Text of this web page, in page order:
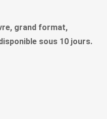
grand format,
sous 10 jours.